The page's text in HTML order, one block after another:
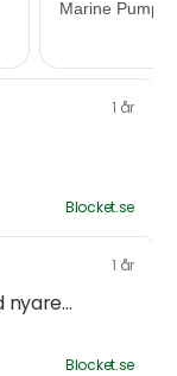
1 år
Blocket.se
1 år
Blocket.se